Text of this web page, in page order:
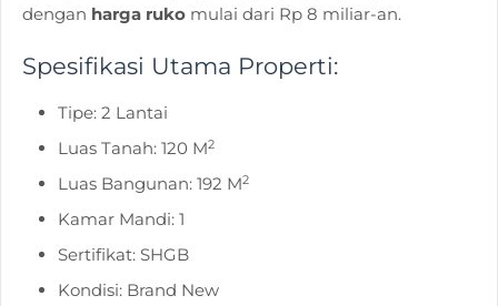
dengan harga ruko mulai dari Rp 8 miliar-an.
Spesifikasi Utama Properti:
Tipe: 2 Lantai
Luas Tanah: 120 M2
Luas Bangunan: 192 M2
Kamar Mandi: 1
Sertifikat: SHGB
Kondisi: Brand New